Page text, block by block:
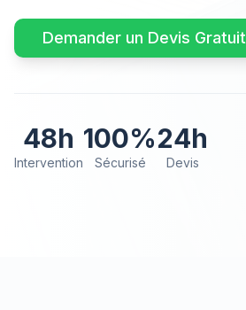
Demander un Devis Gratuit
48h
Intervention
100%
Sécurisé
24h
Devis